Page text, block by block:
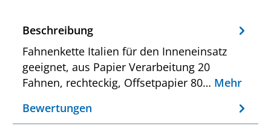
Beschreibung
Fahnenkette Italien für den Inneneinsatz
geeignet, aus Papier Verarbeitung 20
Fahnen, rechteckig, Offsetpapier 80… Mehr
Bewertungen